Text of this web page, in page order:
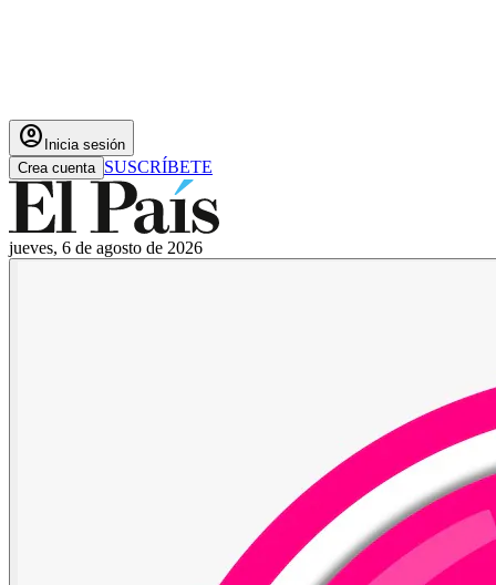
account_circle Inicia sesión
Crea cuenta SUSCRÍBETE
jueves, 6 de agosto de 2026